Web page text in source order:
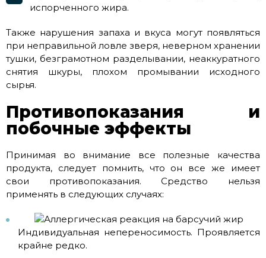
испорченного жира.
Также нарушения запаха и вкуса могут появляться
при неправильной ловле зверя, неверном хранении
тушки, безграмотном разделывании, неаккуратного
снятия шкуры, плохом промывании исходного
сырья.
Противопоказания и
побочные эффекты
Принимая во внимание все полезные качества
продукта, следует помнить, что он все же имеет
свои противопоказания. Средство нельзя
применять в следующих случаях:
Индивидуальная непереносимость. Проявляется
крайне редко.